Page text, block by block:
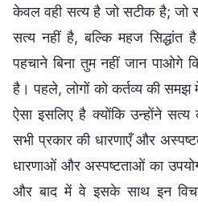
केवल वही सत्य है जो सटीक है; जो
सत्य नहीं है, बल्कि महज सिद्धांत
पहचाने बिना तुम नहीं जान पाओगे
है। पहले, लोगों को कर्तव्य की समझ
ऐसा इसलिए है क्योंकि उन्होंने
सभी प्रकार की धारणाएँ और
धारणाओं और अस्पष्टताओं का
और बाद में वे इसके साथ इन